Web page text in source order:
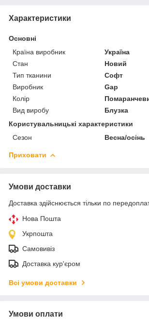
Характеристики
Основні
Країна виробник
Україна
Стан
Новий
Тип тканини
Софт
Виробник
Gap
Колір
Вид виробу
Блузка
Користувальницькі характеристики
Сезон
Весна/осінь
Приховати
Умови доставки
Доставка здійснюється тільки по
Нова Пошта
Укрпошта
Самовивіз
Доставка кур'єром
Всі умови доставки
Умови оплати